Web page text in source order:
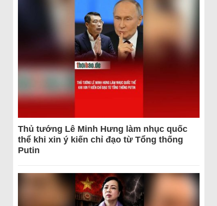
Thủ tướng Lê Minh Hưng làm nhục quốc
thể khi xin ý kiến chỉ đạo từ Tổng thống
Putin